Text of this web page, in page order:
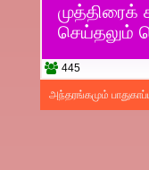
செய்தலும்
445
அந்தரங்கமும்